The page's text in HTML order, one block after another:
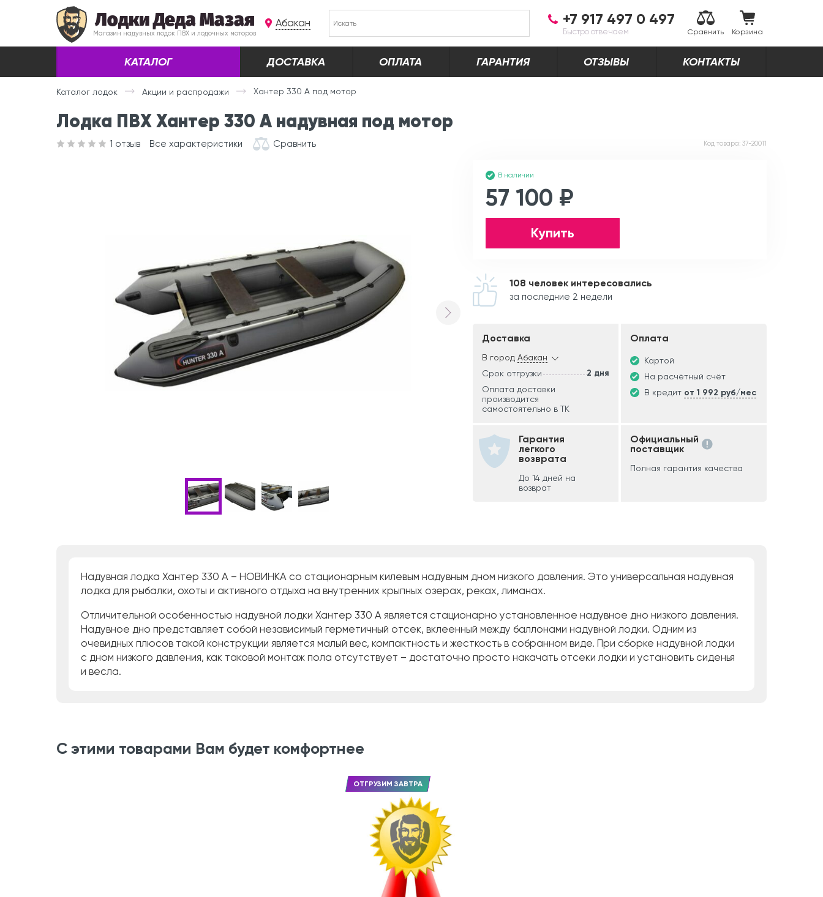
Лодки Деда Мазая
Магазин надувных лодок ПВХ и лодочных моторов
Абакан +7 917 497 0 497
Быстро отвечаем Сравнить Корзина
КАТАЛОГ ДОСТАВКА ОПЛАТА ГАРАНТИЯ ОТЗЫВЫ КОНТАКТЫ
Каталог лодок Акции и распродажи Хантер 330 А под мотор
Лодка ПВХ Хантер 330 А надувная под мотор
1 отзыв Все характеристики Сравнить Код товара: 37-20011
В наличии
57 100 ₽
Купить
108 человек интересовались
за последние 2 недели
Доставка
В город Абакан
Срок отгрузки
2 дня
Оплата доставки
производится
самостоятельно в ТК
Оплата
Картой
На расчётный счёт
В кредит от 1 992 руб/мес
Гарантия
легкого
возврата
До 14 дней на
возврат
Официальный
поставщик
Полная гарантия качества
Надувная лодка Хантер 330 А – НОВИНКА со стационарным килевым надувным дном низкого давления. Это универсальная надувная
лодка для рыбалки, охоты и активного отдыха на внутренних крыпных озерах, реках, лиманах.
Отличительной особенностью надувной лодки Хантер 330 А является стационарно установленное надувное дно низкого давления.
Надувное дно представляет собой независимый герметичный отсек, вклеенный между баллонами надувной лодки. Одним из
очевидных плюсов такой конструкции является малый вес, компактность и жесткость в собранном виде. При сборке надувной лодки
с дном низкого давления, как таковой монтаж пола отсутствует – достаточно просто накачать отсеки лодки и установить сиденья
и весла.
С этими товарами Вам будет комфортнее
ОТГРУЗИМ ЗАВТРА